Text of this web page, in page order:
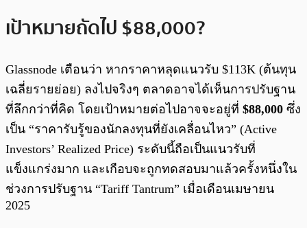
เป้าหมายถัดไป $88,000?
Glassnode เตือนว่า หากราคาหลุดแนวรับ $113K (ต้นทุน
เฉลี่ยรายย่อย) ลงไปจริงๆ ตลาดอาจได้เห็นการปรับฐาน
ที่ลึกกว่าที่คิด โดยเป้าหมายต่อไปอาจจะอยู่ที่ $88,000 ซึ่ง
เป็น “ราคารับรู้ของนักลงทุนที่ยังเคลื่อนไหว” (Active
Investors’ Realized Price) ระดับนี้ถือเป็นแนวรับที่
แข็งแกร่งมาก และเกือบจะถูกทดสอบมาแล้วครั้งหนึ่งใน
ช่วงการปรับฐาน “Tariff Tantrum” เมื่อเดือนเมษายน
2025